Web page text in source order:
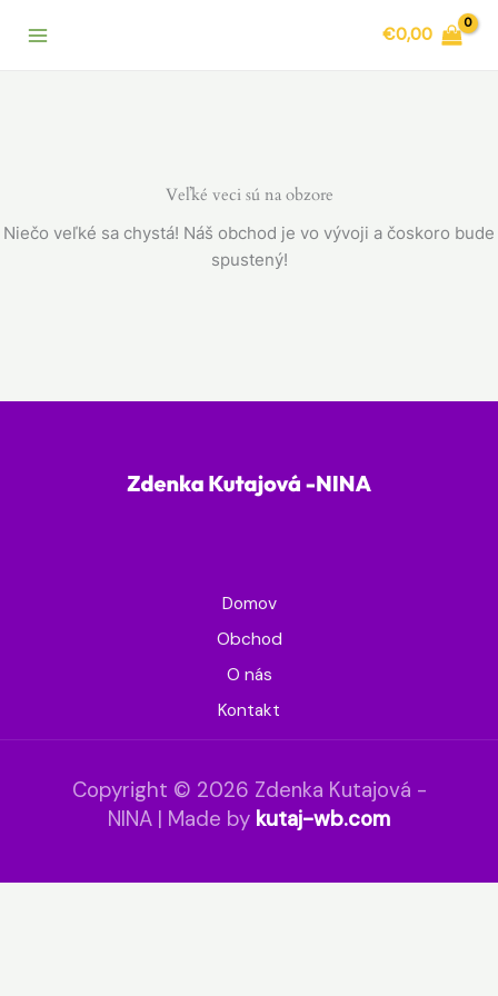
€0,00
Veľké veci sú na obzore
Niečo veľké sa chystá! Náš obchod je vo vývoji a čoskoro bude
spustený!
Domov
Obchod
O nás
Kontakt
Copyright © 2026 Zdenka Kutajová -
NINA | Made by kutaj-wb.com